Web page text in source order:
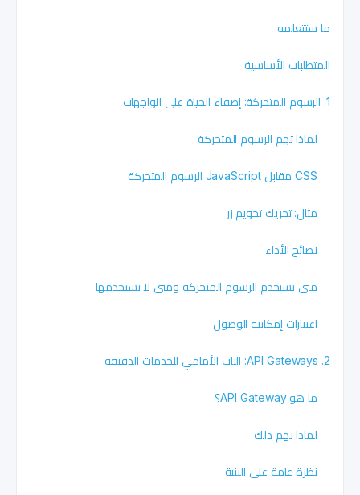
ما ستتعلمه
المتطلبات الأساسية
1. الرسوم المتحركة: إضفاء الحياة على الواجهات
لماذا تهم الرسوم المتحركة
CSS مقابل JavaScript الرسوم المتحركة
مثال: تحريك تحويم زر
نصائح الأداء
متى تستخدم الرسوم المتحركة ومتى لا تستخدمها
اعتبارات إمكانية الوصول
2. API Gateways: الباب الأمامي للخدمات الدقيقة
ما هو API Gateway؟
لماذا يهم ذلك
نظرة عامة على البنية